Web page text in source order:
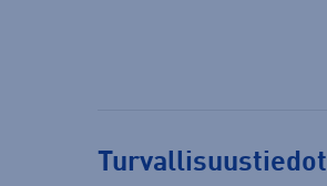
Turvallisuustiedot